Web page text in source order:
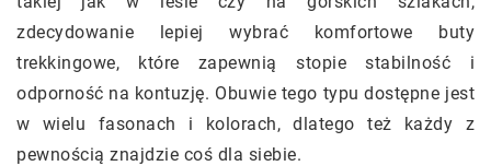
zdecydowanie lepiej wybrać komfortowe buty
trekkingowe, które zapewnią stopie stabilność i
odporność na kontuzję. Obuwie tego typu dostępne jest
w wielu fasonach i kolorach, dlatego też każdy z
pewnością znajdzie coś dla siebie.